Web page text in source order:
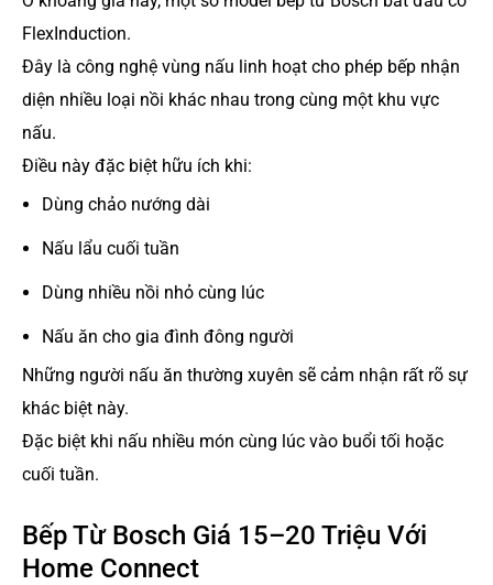
FlexInduction.
Đây là công nghệ vùng nấu linh hoạt cho phép bếp nhận
diện nhiều loại nồi khác nhau trong cùng một khu vực
nấu.
Điều này đặc biệt hữu ích khi:
Dùng chảo nướng dài
Nấu lẩu cuối tuần
Dùng nhiều nồi nhỏ cùng lúc
Nấu ăn cho gia đình đông người
Những người nấu ăn thường xuyên sẽ cảm nhận rất rõ sự
khác biệt này.
Đặc biệt khi nấu nhiều món cùng lúc vào buổi tối hoặc
cuối tuần.
Bếp Từ Bosch Giá 15–20 Triệu Với
Home Connect